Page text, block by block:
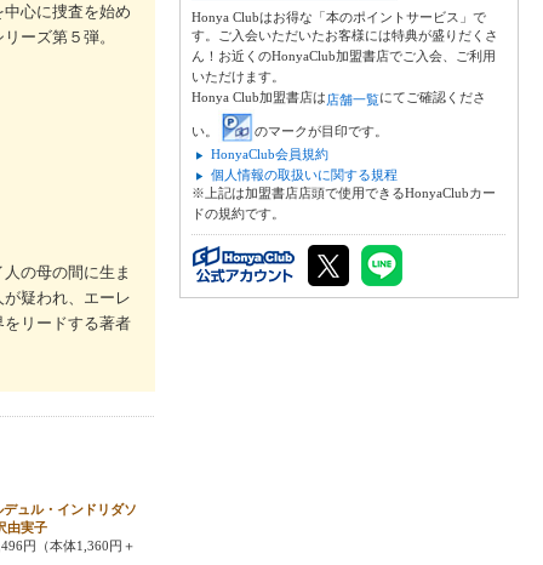
心に捜査を始め
ーズ第５弾。
の母の間に生ま
疑われ、エーレ
リードする著者
デュル・インドリダソ
由実子
円（本体1,360円＋
Honya Clubはお得な「本のポイントサービス」で
す。ご入会いただいたお客様には特典が盛りだくさ
ん！お近くのHonyaClub加盟書店でご入会、ご利用
いただけます。
Honya Club加盟書店は店舗一覧にてご確認くださ
い。
のマークが目印です。
HonyaClub会員規約
個人情報の取扱いに関する規程
※上記は加盟書店店頭で使用できるHonyaClubカー
ドの規約です。